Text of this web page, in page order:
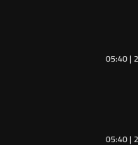
05:40 |
05:40 |